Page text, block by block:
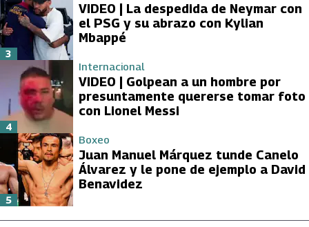
VIDEO | La despedida de Neymar con
el PSG y su abrazo con Kylian
Mbappé
3
Internacional
VIDEO | Golpean a un hombre por
presuntamente quererse tomar foto
con Lionel Messi
4
Boxeo
Juan Manuel Márquez tunde Canelo
Álvarez y le pone de ejemplo a David
Benavidez
5